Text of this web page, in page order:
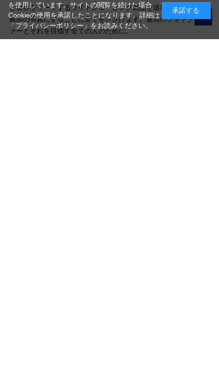
と世界をリードするライトシェーピング製品を追求し、1枚1枚を
最高の写真にすることに全てをささげます。最高のフォトグラフ
ァーとそれを目指す全ての人のために。
を使用しています。サイトの閲覧を続けた場合
Cookieの使用を承諾したことになります。詳細は
「プライバシーポリシー」 をお読みください。
承諾する